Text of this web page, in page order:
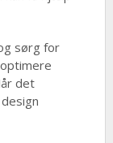
sørg for
det